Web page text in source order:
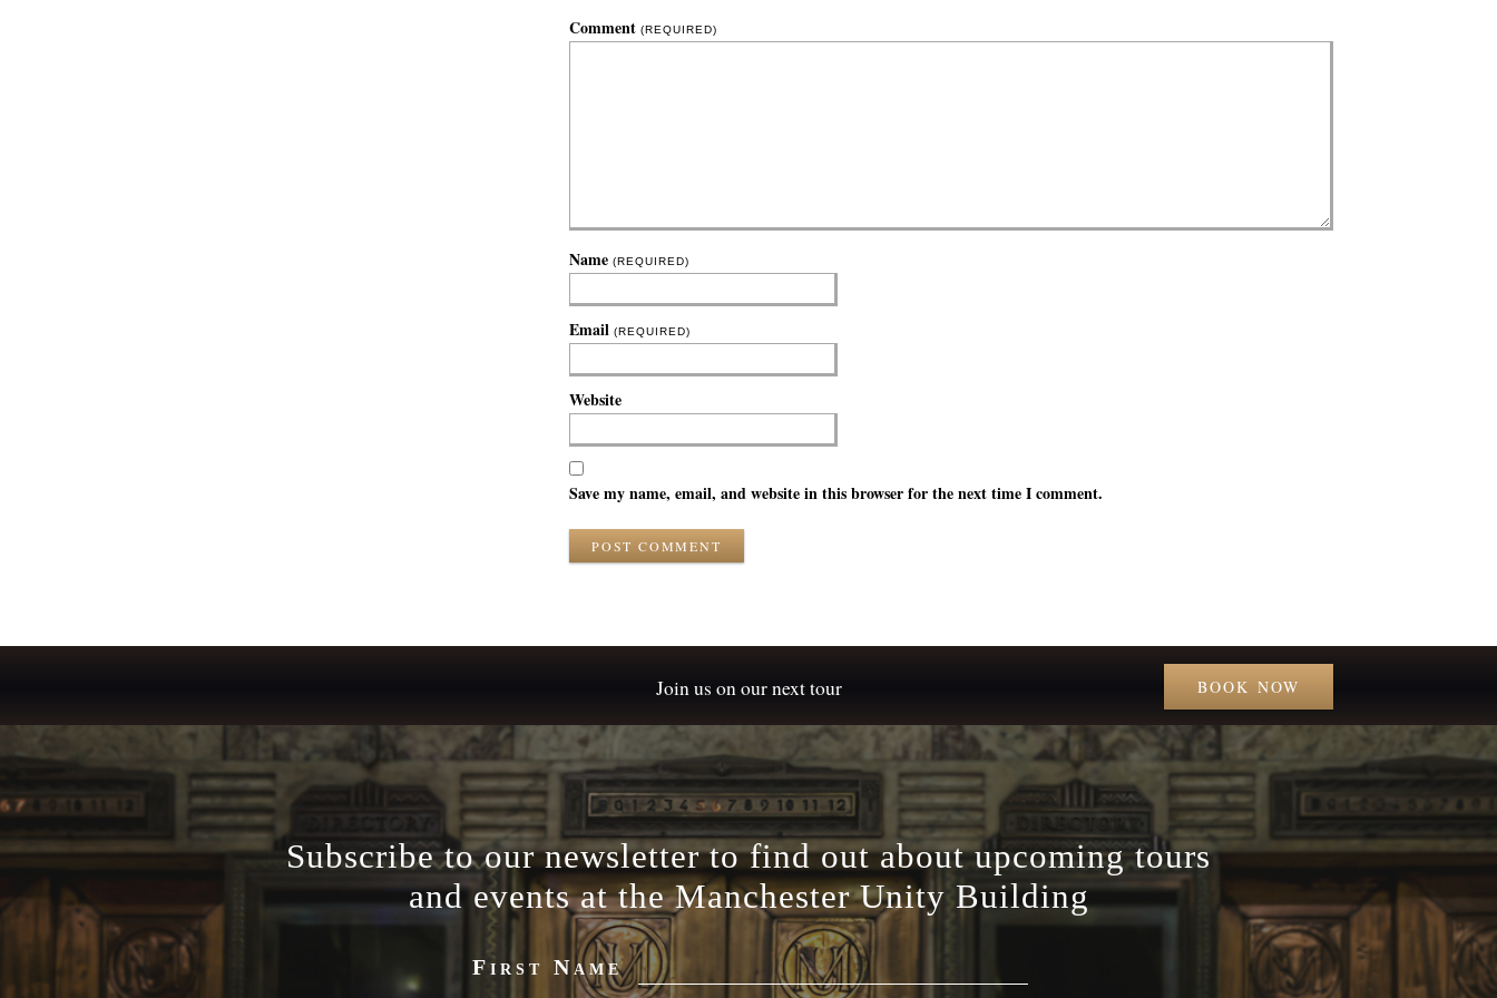
Comment (REQUIRED)
Name (REQUIRED)
Email (REQUIRED)
Website
Save my name, email, and website in this browser for the next time I comment.
POST COMMENT
Join us on our next tour BOOK NOW
Subscribe to our newsletter to find out about upcoming tours
and events at the Manchester Unity Building
First Name